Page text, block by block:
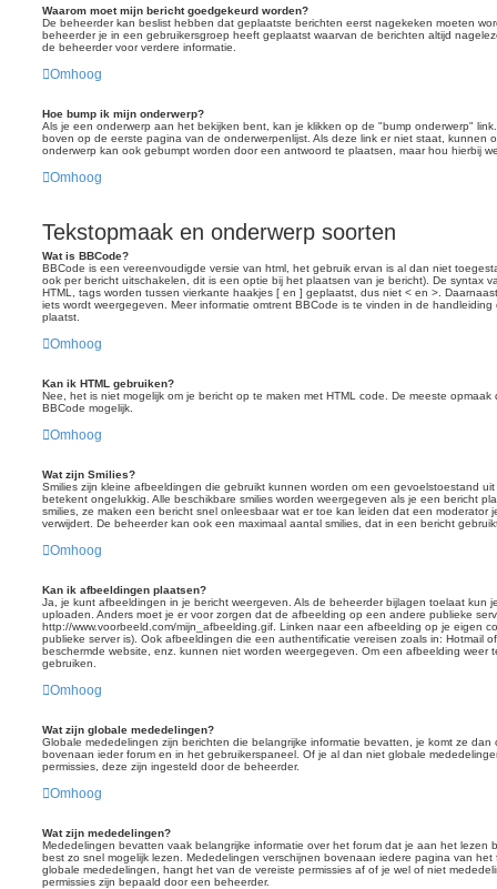
Waarom moet mijn bericht goedgekeurd worden?
De beheerder kan beslist hebben dat geplaatste berichten eerst nagekeken moeten
beheerder je in een gebruikersgroep heeft geplaatst waarvan de berichten altijd
de beheerder voor verdere informatie.
Omhoog
Hoe bump ik mijn onderwerp?
Als je een onderwerp aan het bekijken bent, kan je klikken op de "bump onderwerp"
boven op de eerste pagina van de onderwerpenlijst. Als deze link er niet staat, kunnen
onderwerp kan ook gebumpt worden door een antwoord te plaatsen, maar hou hierbij
Omhoog
Tekstopmaak en onderwerp soorten
Wat is BBCode?
BBCode is een vereenvoudigde versie van html, het gebruik ervan is al dan niet
ook per bericht uitschakelen, dit is een optie bij het plaatsen van je bericht). De syntax
HTML, tags worden tussen vierkante haakjes [ en ] geplaatst, dus niet < en >.
iets wordt weergegeven. Meer informatie omtrent BBCode is te vinden in de
plaatst.
Omhoog
Kan ik HTML gebruiken?
Nee, het is niet mogelijk om je bericht op te maken met HTML code. De meeste
BBCode mogelijk.
Omhoog
Wat zijn Smilies?
Smilies zijn kleine afbeeldingen die gebruikt kunnen worden om een gevoelstoestand
betekent ongelukkig. Alle beschikbare smilies worden weergegeven als je een bericht
smilies, ze maken een bericht snel onleesbaar wat er toe kan leiden dat een moderator
verwijdert. De beheerder kan ook een maximaal aantal smilies, dat in een bericht
Omhoog
Kan ik afbeeldingen plaatsen?
Ja, je kunt afbeeldingen in je bericht weergeven. Als de beheerder bijlagen toelaat kun
uploaden. Anders moet je er voor zorgen dat de afbeelding op een andere publieke
http://www.voorbeeld.com/mijn_afbeelding.gif. Linken naar een afbeelding op je eigen
publieke server is). Ook afbeeldingen die een authentificatie vereisen zoals in: Hotmail
beschermde website, enz. kunnen niet worden weergegeven. Om een afbeelding weer
gebruiken.
Omhoog
Wat zijn globale mededelingen?
Globale mededelingen zijn berichten die belangrijke informatie bevatten, je komt ze
bovenaan ieder forum en in het gebruikerspaneel. Of je al dan niet globale
permissies, deze zijn ingesteld door de beheerder.
Omhoog
Wat zijn mededelingen?
Mededelingen bevatten vaak belangrijke informatie over het forum dat je aan het lezen
best zo snel mogelijk lezen. Mededelingen verschijnen bovenaan iedere pagina van
globale mededelingen, hangt het van de vereiste permissies af of je wel of niet
permissies zijn bepaald door een beheerder.